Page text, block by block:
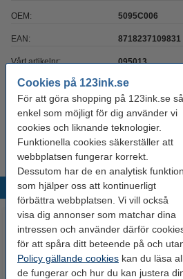
Cookies på 123ink.se
För att göra shopping på 123ink.se så
enkel som möjligt för dig använder vi
cookies och liknande teknologier.
Funktionella cookies säkerställer att
webbplatsen fungerar korrekt.
Dessutom har de en analytisk funktion
som hjälper oss att kontinuerligt
förbättra webbplatsen. Vi vill också
visa dig annonser som matchar dina
intressen och använder därför
för att spåra ditt beteende på och
Policy gällande cookies kan du läsa
de fungerar och hur du kan justera
OEM: 5095C006
EAN: 8718237109831
Vårt artikelnr: 095013
Nummer: 5095C006
Vi råder er att beställa denna produkt
Populära